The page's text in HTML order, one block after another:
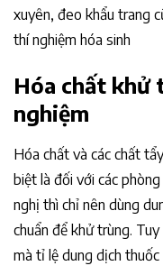
xuyên, đeo khẩu trang
thí nghiệm hóa sinh
Hóa chất khử
nghiệm
Hóa chất và các chất
biệt là đối với các
nghị thì chỉ nên dùng
chuẩn để khử trùng.
mà tỉ lệ dung dịch